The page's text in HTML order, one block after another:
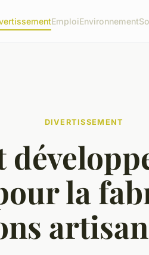
EmploiEnvironnement
DIVERTISSEMENT
la